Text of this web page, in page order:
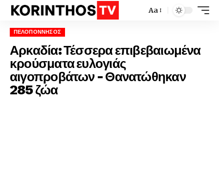
Aa
ΠΕΛΟΠΌΝΝΗΣΟΣ
Αρκαδία: Τέσσερα επιβεβαιωμένα
κρούσματα ευλογιάς
αιγοπροβάτων – Θανατώθηκαν
285 ζώα